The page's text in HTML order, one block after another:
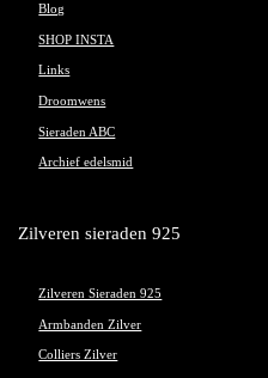
Blog
SHOP INSTA
Links
Droomwens
Sieraden ABC
Archief edelsmid
Zilveren sieraden 925
Zilveren Sieraden 925
Armbanden Zilver
Colliers Zilver